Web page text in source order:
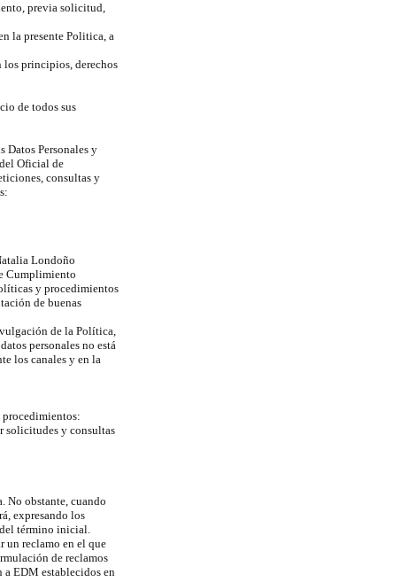
previa solicitud,
la presente Politica, a
los principios, derechos
de todos sus
Datos Personales y
Oficial de
consultas y
Londoño
Cumplimiento
y procedimientos
de buenas
de la Política,
personales no está
los canales y en la
procedimientos:
solicitudes y consultas
No obstante, cuando
expresando los
término inicial.
un reclamo en el que
de reclamos
a EDM establecidos en